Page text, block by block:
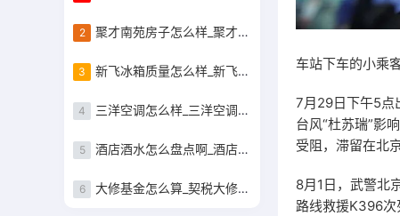
2 聚才南苑房子怎么样_聚才南苑的容积率是
3 新飞冰箱质量怎么样_新飞冰箱质量怎么样好不好
4 三洋空调怎么样_三洋空调怎么样好不好
5 酒店酒水怎么盘点啊_酒店酒水盘点表
6 大修基金怎么算_契税大修基金怎么算
车站下车的小乘
7月29日下午5点
台风“杜苏瑞”影
受阻，滞留在北
8月1日，武警北
路线救援K396次